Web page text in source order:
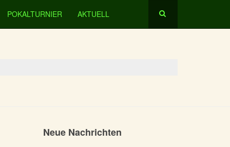
POKALTURNIER AKTUELL
Neue Nachrichten